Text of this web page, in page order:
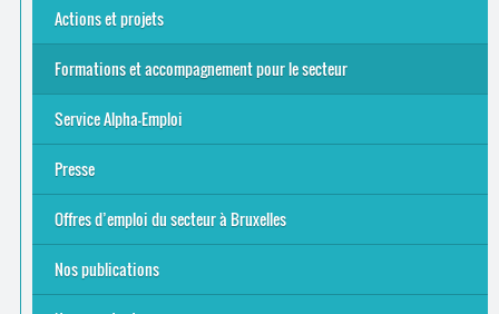
Actions et projets
Alpha-Jeux
Arts & Alpha
Jeudis du Cinéma
Le projet Alpha-TIC
Notre projet FSE
Tac-TIC Emploi
Formations et accompagnement pour le secteur
S’initier
Se former
Se rencontrer
Être accompagné·e
Service Alpha-Emploi
Équipe et contacts
Accompagnement individuel
Accompagnement collectif
Folder Service Alpha-Emploi
Presse
2021
2024
2025
Offres d’emploi du secteur à Bruxelles
Emplois rémunérés
Bénévolat
Candidature spontanée à Lire et Écrire Bruxelles
Nos publications